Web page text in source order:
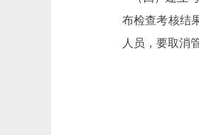
布检查考核结
人员，要取消